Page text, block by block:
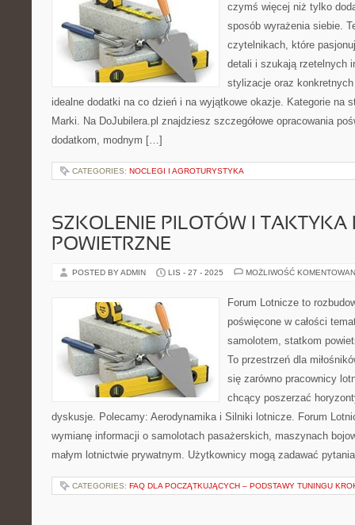
czymś więcej niż tylko
sposób wyrażenia siebie.
czytelnikach, które
detali i szukają rzetelnych
stylizacje oraz
idealne dodatki na co dzień i na wyjątkowe okazje. Kategorie na
Marki. Na DoJubilera.pl znajdziesz szczegółowe opracowania
dodatkom, modnym […]
CATEGORIES: NOCLEGI I AGROTURYSTYKA
SZKOLENIE PILOTÓW I TAKTYKA
POWIETRZNE
POSTED BY ADMIN LIS - 27 - 2025 MOŻLIWOŚĆ
Forum Lotnicze to
poświęcone w całości
samolotem, statkom
To przestrzeń dla
się zarówno pracownicy
chcący poszerzać
dyskusje. Polecamy: Aerodynamika i Silniki lotnicze. Forum
wymianę informacji o samolotach pasażerskich, maszynach
małym lotnictwie prywatnym. Użytkownicy mogą zadawać
CATEGORIES: FAQ DLA POCZĄTKUJĄCYCH – PODSTAWY TUNINGU